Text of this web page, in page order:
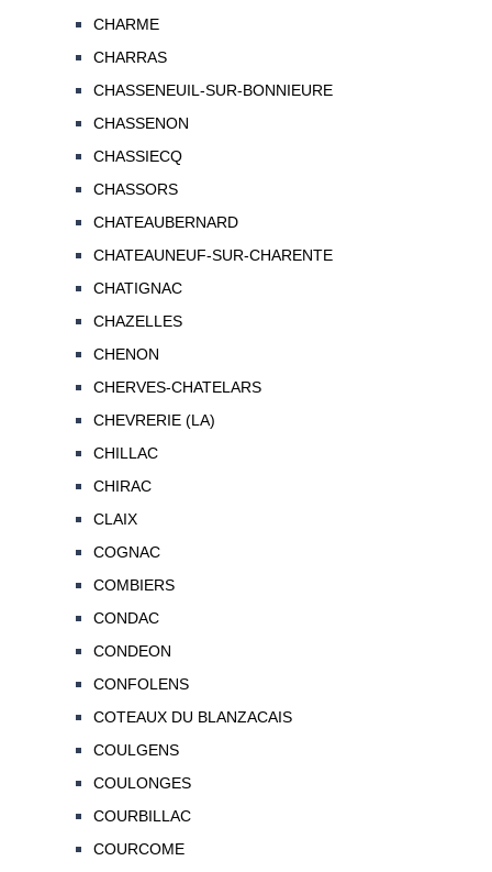
CHARME
CHARRAS
CHASSENEUIL-SUR-BONNIEURE
CHASSENON
CHASSIECQ
CHASSORS
CHATEAUBERNARD
CHATEAUNEUF-SUR-CHARENTE
CHATIGNAC
CHAZELLES
CHENON
CHERVES-CHATELARS
CHEVRERIE (LA)
CHILLAC
CHIRAC
CLAIX
COGNAC
COMBIERS
CONDAC
CONDEON
CONFOLENS
COTEAUX DU BLANZACAIS
COULGENS
COULONGES
COURBILLAC
COURCOME